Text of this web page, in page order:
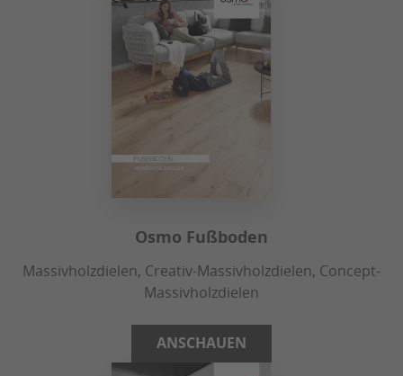
Osmo Fußboden
Massivholzdielen, Creativ-Massivholzdielen, Concept-
Massivholzdielen
ANSCHAUEN